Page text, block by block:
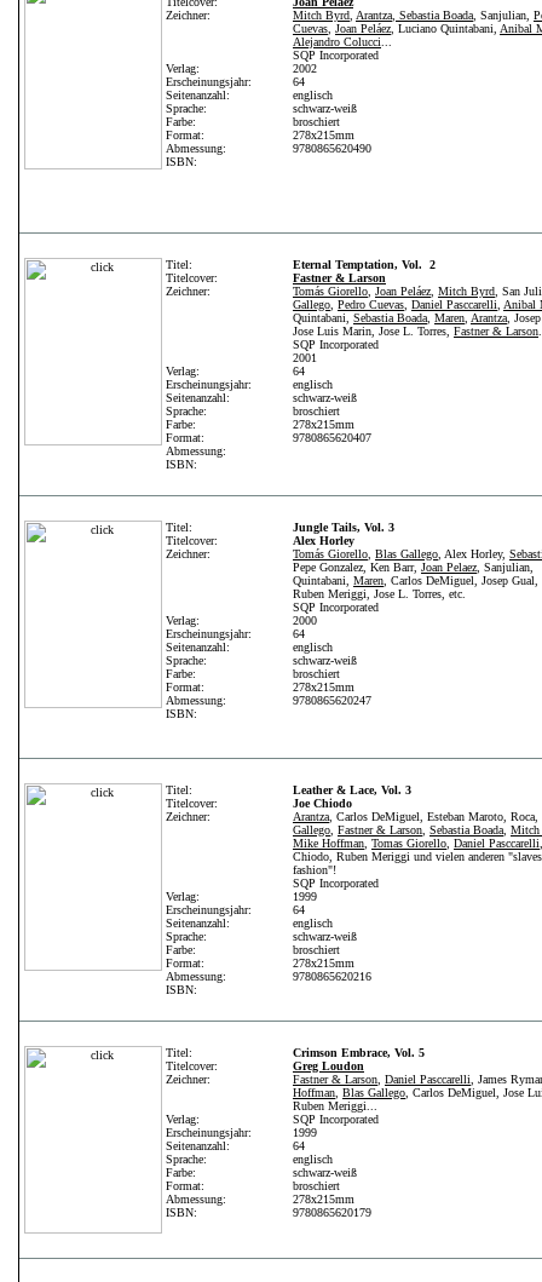
Zeichner:
Verlag:
Erscheinungsjahr:
Seitenanzahl:
Sprache:
Farbe:
Format:
Abmessung:
ISBN:
Mitch Byrd Arantza Sebastia Boada , Sanjulian,
Cuevas Joan Peláez , Luciano Quintabani, Anibal
Alejandro Colucci
SQP Incorporated
2002
64
englisch
schwarz-weiß
broschiert
278x215mm
9780865620490
Titel:
Titelcover:
Zeichner:
Verlag:
Erscheinungsjahr:
Seitenanzahl:
Sprache:
Farbe:
Format:
Abmessung:
ISBN:
Eternal Temptation, Vol. 2
Fastner & Larson
Tomás Giorello Joan Peláez Mitch Byrd , San
Gallego Pedro Cuevas Daniel Pasccarelli
Anibal
Quintabani, Sebastia Boada Maren Arantza ,
Jose Luis Marin, Jose L. Torres, Fastner & Larson
SQP Incorporated
2001
64
englisch
schwarz-weiß
broschiert
278x215mm
9780865620407
Titel:
Titelcover:
Zeichner:
Verlag:
Erscheinungsjahr:
Seitenanzahl:
Sprache:
Farbe:
Format:
Abmessung:
ISBN:
Jungle Tails, Vol. 3
Alex Horley
Tomás Giorello Blas Gallego , Alex Horley,
Pepe Gonzalez, Ken Barr, Joan Pelaez , Sanjulian,
Quintabani, Maren , Carlos DeMiguel, Josep
Ruben Meriggi, Jose L. Torres, etc.
SQP Incorporated
2000
64
englisch
schwarz-weiß
broschiert
278x215mm
9780865620247
Titel:
Titelcover:
Zeichner:
Verlag:
Erscheinungsjahr:
Seitenanzahl:
Sprache:
Farbe:
Format:
Abmessung:
ISBN:
Leather & Lace, Vol. 3
Joe Chiodo
Arantza , Carlos DeMiguel, Esteban Maroto, Roca,
Gallego Fastner & Larson Sebastia Boada Mitch
Mike Hoffman Tomas Giorello Daniel Pasccarelli
Chiodo, Ruben Meriggi und vielen anderen
fashion"!
SQP Incorporated
1999
64
englisch
schwarz-weiß
broschiert
278x215mm
9780865620216
Titel:
Titelcover:
Zeichner:
Verlag:
Erscheinungsjahr:
Seitenanzahl:
Sprache:
Farbe:
Format:
Abmessung:
ISBN:
Crimson Embrace, Vol. 5
Greg Loudon
Fastner & Larson Daniel Pasccarelli , James
Hoffman Blas Gallego , Carlos DeMiguel, Jose
Ruben Meriggi...
SQP Incorporated
1999
64
englisch
schwarz-weiß
broschiert
278x215mm
9780865620179